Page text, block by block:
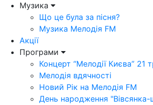
Музика
Що це була за пісня?
Музика Мелодія FM
Акції
Програми
Концерт “Мелодії Києва” 21
Мелодія вдячності
Новий Рік на Мелодія FM
День народження